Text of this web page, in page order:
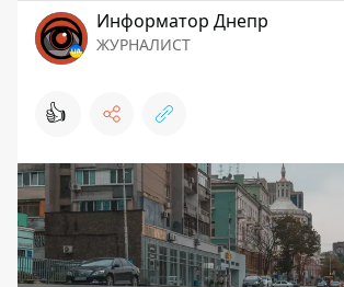
Информатор Днепр
ЖУРНАЛИСТ
👍